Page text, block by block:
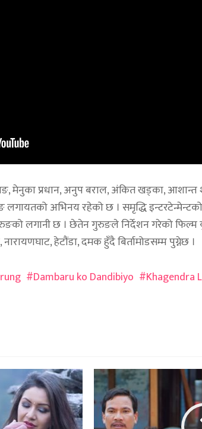
मेनुका प्रधान, अनुप बराल, अंकित खड्का, आशान्त
लगायतको अभिनय रहेको छ । समृद्धि
लगानी छ । छेतेन गुरुङले निर्देशन गरेको
हेटौंडा, दमक हुँदै बिर्तामोडसम्म पुग्नेछ ।
Dambaru ko Dandibiyo Khagendra